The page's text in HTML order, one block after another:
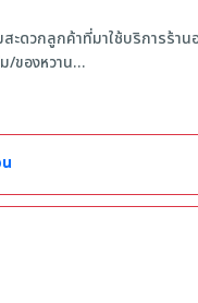
ะดวกลูกค้าที่มาใช้บริการร้าน
/ของหวาน
เรียนรู้และพัฒนา
มีความรับผิดชอบ